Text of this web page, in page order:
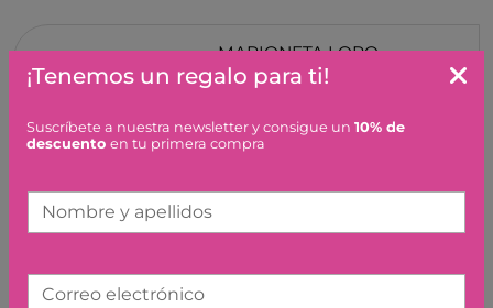
MARIONETA LORO
BELEDUC
¡Tenemos un regalo para ti!
Suscríbete a nuestra newsletter y consigue un 10% de
descuento en tu primera compra
Nombre y apellidos
Correo electrónico